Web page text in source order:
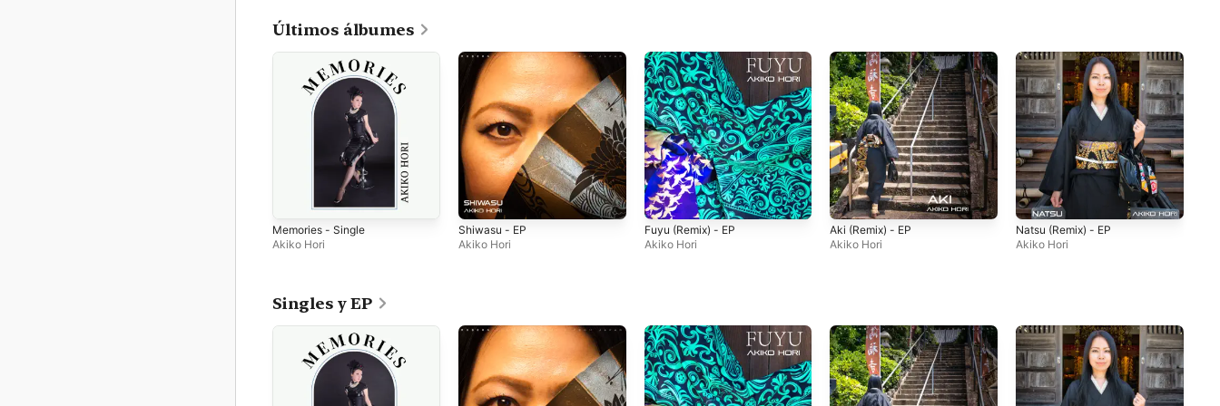
Últimos álbumes
Memories - Single
Akiko Hori
Shiwasu - EP
Akiko Hori
Fuyu (Remix) - EP
Akiko Hori
Aki (Remix) - EP
Akiko Hori
Natsu (Remix) - EP
Akiko Hori
Singles y EP